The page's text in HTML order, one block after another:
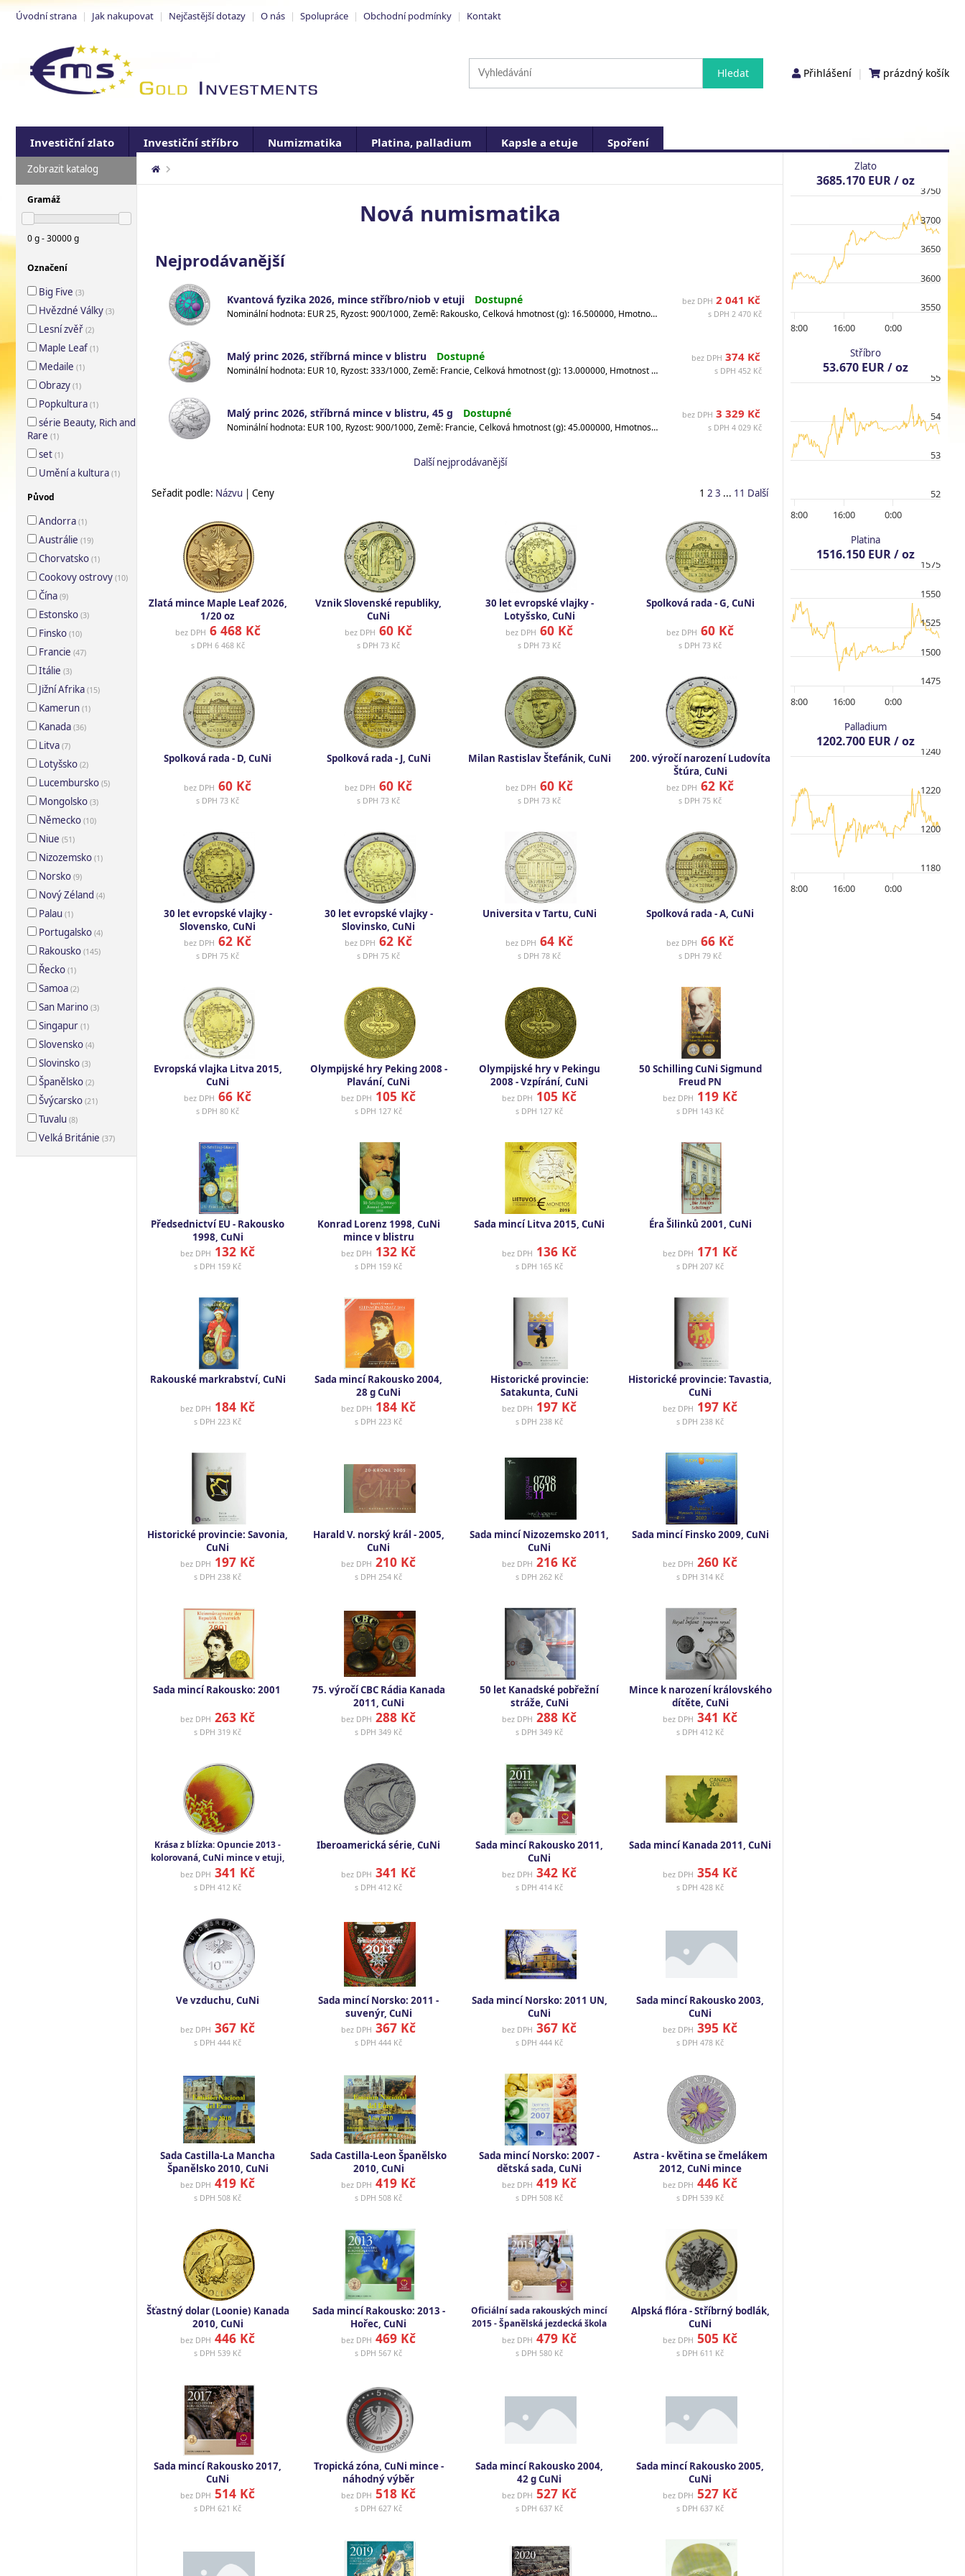
Úvodní strana | Jak nakupovat | Nejčastější dotazy | O nás | Spolupráce | Obchodní podmínky | Kontakt
Přihlášení | prázdný košík
Investiční zlato Investiční stříbro Numizmatika Platina, palladium Kapsle a etuje Spoření
Zobrazit katalog
Gramáž
0 g - 30000 g
Označení
Big Five (3)
Hvězdné Války (3)
Lesní zvěř (2)
Maple Leaf (1)
Medaile (1)
Obrazy (1)
Popkultura (1)
série Beauty, Rich and
Rare (1)
set (1)
Umění a kultura (1)
Původ
Andorra (1)
Austrálie (19)
Chorvatsko (1)
Cookovy ostrovy (10)
Čína (9)
Estonsko (3)
Finsko (10)
Francie (47)
Itálie (3)
Jižní Afrika (15)
Kamerun (1)
Kanada (36)
Litva (7)
Lotyšsko (2)
Lucembursko (5)
Mongolsko (3)
Německo (10)
Niue (51)
Nizozemsko (1)
Norsko (9)
Nový Zéland (4)
Palau (1)
Portugalsko (4)
Rakousko (145)
Řecko (1)
Samoa (2)
San Marino (3)
Singapur (1)
Slovensko (4)
Slovinsko (3)
Španělsko (2)
Švýcarsko (21)
Tuvalu (8)
Velká Británie (37)
Nová numismatika
Nejprodávanější
Kvantová fyzika 2026, mince stříbro/niob v etuji Dostupné
Nominální hodnota: EUR 25, Ryzost: 900/1000, Země: Rakousko, Celková hmotnost (g): 16.500000, Hmotnost (g): 9.000000, Materiál: Stříbro / Niob, Průměr (mm) : 34, Stav: PN, Ražba: 65000, Datum vydání: 25.02.2026, Dostupné : Dostupné , Rok: 2026, Popis: v kapsli s certifikátem, etuje
bez DPH 2 041 Kč
s DPH 2 470 Kč
Malý princ 2026, stříbrná mince v blistru Dostupné
Nominální hodnota: EUR 10, Ryzost: 333/1000, Země: Francie, Celková hmotnost (g): 13.000000, Hmotnost (g): 4.330000, Materiál: Stříbro, Průměr (mm) : 31, Stav: UN (Uncirculated = neoběžné), Ražba: 25000, Datum vydání: 14.04.2026, Dostupné : 12.08.2026, Rok: 2026, Popis: v blistru
bez DPH 374 Kč
s DPH 452 Kč
Malý princ 2026, stříbrná mince v blistru, 45 g Dostupné
Nominální hodnota: EUR 100, Ryzost: 900/1000, Země: Francie, Celková hmotnost (g): 45.000000, Hmotnost (g): 40.500000, Materiál: Stříbro, Průměr (mm) : 47, Stav: UN (Uncirculated = neoběžné), Ražba: 8000, Datum vydání: 14.04.2026, Dostupné : Dostupné , Rok: 2026, Popis: v blistru
bez DPH 3 329 Kč
s DPH 4 029 Kč
Další nejprodávanější
Seřadit podle: Názvu | Ceny 1 2 3 ... 11 Další
Zlatá mince Maple Leaf 2026,
1/20 oz
bez DPH 6 468 Kč
s DPH 6 468 Kč
Vznik Slovenské republiky,
CuNi
bez DPH 60 Kč
s DPH 73 Kč
30 let evropské vlajky -
Lotyšsko, CuNi
bez DPH 60 Kč
s DPH 73 Kč
Spolková rada - G, CuNi
bez DPH 60 Kč
s DPH 73 Kč
Spolková rada - D, CuNi
bez DPH 60 Kč
s DPH 73 Kč
Spolková rada - J, CuNi
bez DPH 60 Kč
s DPH 73 Kč
Milan Rastislav Štefánik, CuNi
bez DPH 60 Kč
s DPH 73 Kč
200. výročí narození Ludovíta
Štúra, CuNi
bez DPH 62 Kč
s DPH 75 Kč
30 let evropské vlajky -
Slovensko, CuNi
bez DPH 62 Kč
s DPH 75 Kč
30 let evropské vlajky -
Slovinsko, CuNi
bez DPH 62 Kč
s DPH 75 Kč
Universita v Tartu, CuNi
bez DPH 64 Kč
s DPH 78 Kč
Spolková rada - A, CuNi
bez DPH 66 Kč
s DPH 79 Kč
Evropská vlajka Litva 2015,
CuNi
bez DPH 66 Kč
s DPH 80 Kč
Olympijské hry Peking 2008 -
Plavání, CuNi
bez DPH 105 Kč
s DPH 127 Kč
Olympijské hry v Pekingu
2008 - Vzpírání, CuNi
bez DPH 105 Kč
s DPH 127 Kč
50 Schilling CuNi Sigmund
Freud PN
bez DPH 119 Kč
s DPH 143 Kč
Předsednictví EU - Rakousko
1998, CuNi
bez DPH 132 Kč
s DPH 159 Kč
Konrad Lorenz 1998, CuNi
mince v blistru
bez DPH 132 Kč
s DPH 159 Kč
Sada mincí Litva 2015, CuNi
bez DPH 136 Kč
s DPH 165 Kč
Éra Šilinků 2001, CuNi
bez DPH 171 Kč
s DPH 207 Kč
Rakouské markrabství, CuNi
bez DPH 184 Kč
s DPH 223 Kč
Sada mincí Rakousko 2004,
28 g CuNi
bez DPH 184 Kč
s DPH 223 Kč
Historické provincie:
Satakunta, CuNi
bez DPH 197 Kč
s DPH 238 Kč
Historické provincie: Tavastia,
CuNi
bez DPH 197 Kč
s DPH 238 Kč
Historické provincie: Savonia,
CuNi
bez DPH 197 Kč
s DPH 238 Kč
Harald V. norský král - 2005,
CuNi
bez DPH 210 Kč
s DPH 254 Kč
Sada mincí Nizozemsko 2011,
CuNi
bez DPH 216 Kč
s DPH 262 Kč
Sada mincí Finsko 2009, CuNi
bez DPH 260 Kč
s DPH 314 Kč
Sada mincí Rakousko: 2001
bez DPH 263 Kč
s DPH 319 Kč
75. výročí CBC Rádia Kanada
2011, CuNi
bez DPH 288 Kč
s DPH 349 Kč
50 let Kanadské pobřežní
stráže, CuNi
bez DPH 288 Kč
s DPH 349 Kč
Mince k narození královského
dítěte, CuNi
bez DPH 341 Kč
s DPH 412 Kč
Krása z blízka: Opuncie 2013 -
kolorovaná, CuNi mince v etuji,
9 g
bez DPH 341 Kč
s DPH 412 Kč
Iberoamerická série, CuNi
bez DPH 341 Kč
s DPH 412 Kč
Sada mincí Rakousko 2011,
CuNi
bez DPH 342 Kč
s DPH 414 Kč
Sada mincí Kanada 2011, CuNi
bez DPH 354 Kč
s DPH 428 Kč
Ve vzduchu, CuNi
bez DPH 367 Kč
s DPH 444 Kč
Sada mincí Norsko: 2011 -
suvenýr, CuNi
bez DPH 367 Kč
s DPH 444 Kč
Sada mincí Norsko: 2011 UN,
CuNi
bez DPH 367 Kč
s DPH 444 Kč
Sada mincí Rakousko 2003,
CuNi
bez DPH 395 Kč
s DPH 478 Kč
Sada Castilla-La Mancha
Španělsko 2010, CuNi
bez DPH 419 Kč
s DPH 508 Kč
Sada Castilla-Leon Španělsko
2010, CuNi
bez DPH 419 Kč
s DPH 508 Kč
Sada mincí Norsko: 2007 -
dětská sada, CuNi
bez DPH 419 Kč
s DPH 508 Kč
Astra - květina se čmelákem
2012, CuNi mince
bez DPH 446 Kč
s DPH 539 Kč
Šťastný dolar (Loonie) Kanada
2010, CuNi
bez DPH 446 Kč
s DPH 539 Kč
Sada mincí Rakousko: 2013 -
Hořec, CuNi
bez DPH 469 Kč
s DPH 567 Kč
Oficiální sada rakouských mincí
2015 - Španělská jezdecká škola
bez DPH 479 Kč
s DPH 580 Kč
Alpská flóra - Stříbrný bodlák,
CuNi
bez DPH 505 Kč
s DPH 611 Kč
Sada mincí Rakousko 2017,
CuNi
bez DPH 514 Kč
s DPH 621 Kč
Tropická zóna, CuNi mince -
náhodný výběr
bez DPH 518 Kč
s DPH 627 Kč
Sada mincí Rakousko 2004,
42 g CuNi
bez DPH 527 Kč
s DPH 637 Kč
Sada mincí Rakousko 2005,
CuNi
bez DPH 527 Kč
s DPH 637 Kč
Zlato
3685.170 EUR / oz
8:00 16:00 0:00
3550
3600
3650
3700
3750
Stříbro
53.670 EUR / oz
8:00 16:00 0:00
52
53
54
55
Platina
1516.150 EUR / oz
8:00 16:00 0:00
1475
1500
1525
1550
1575
Palladium
1202.700 EUR / oz
8:00 16:00 0:00
1180
1200
1220
1240